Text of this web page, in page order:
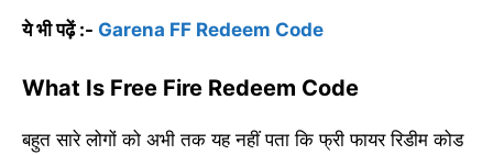
ये भी पढ़ें :- Garena FF Redeem Code
What Is Free Fire Redeem Code
बहुत सारे लोगों को अभी तक यह नहीं पता कि फ्री फायर रिडीम कोड